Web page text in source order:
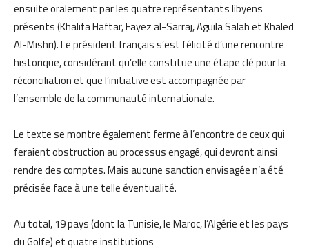
ensuite oralement par les quatre représentants libyens
présents (Khalifa Haftar, Fayez al-Sarraj, Aguila Salah et Khaled
Al-Mishri). Le président français s’est félicité d’une rencontre
historique, considérant qu’elle constitue une étape clé pour la
réconciliation et que l’initiative est accompagnée par
l’ensemble de la communauté internationale.
Le texte se montre également ferme à l’encontre de ceux qui
feraient obstruction au processus engagé, qui devront ainsi
rendre des comptes. Mais aucune sanction envisagée n’a été
précisée face à une telle éventualité.
Au total, 19 pays (dont la Tunisie, le Maroc, l’Algérie et les pays
du Golfe) et quatre institutions